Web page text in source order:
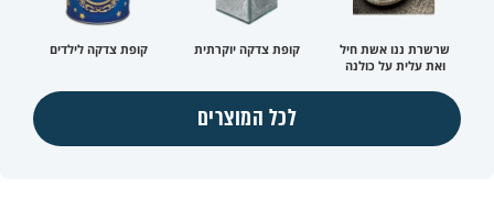
שרשרת ננו אשת חיל
ואת עלית על כולנה
קופת צדקה יוקרתית קופת צדקה לילדים
לכל המוצרים